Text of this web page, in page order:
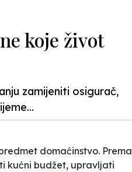
koje život
zamijeniti osigurač,
domaćinstvo. Prema
kućni budžet, upravljati